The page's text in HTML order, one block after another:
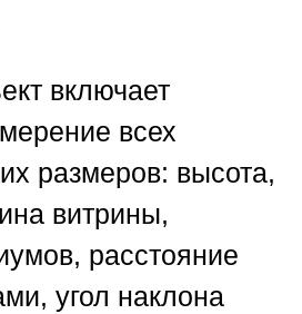
включает
всех
размеров: высота,
витрины,
расстояние
угол наклона